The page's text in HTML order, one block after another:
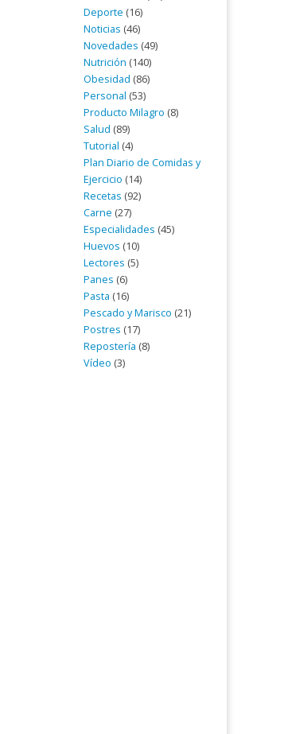
Deporte (16)
Noticias (46)
Novedades (49)
Nutrición (140)
Obesidad (86)
Personal (53)
Producto Milagro (8)
Salud (89)
Tutorial (4)
Plan Diario de Comidas y
Ejercicio (14)
Recetas (92)
Carne (27)
Especialidades (45)
Huevos (10)
Lectores (5)
Panes (6)
Pasta (16)
Pescado y Marisco (21)
Postres (17)
Repostería (8)
Vídeo (3)